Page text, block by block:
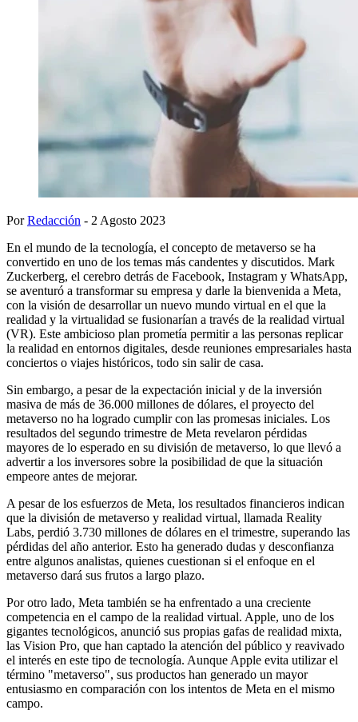
PorRedacción - 2 Agosto 2023
En el mundo de la tecnología, el concepto de metaverso se ha
convertido en uno de los temas más candentes y discutidos. Mark
Zuckerberg, el cerebro detrás de Facebook, Instagram y WhatsApp,
se aventuró a transformar su empresa y darle la bienvenida a Meta,
con la visión de desarrollar un nuevo mundo virtual en el que la
realidad y la virtualidad se fusionarían a través de la realidad virtual
(VR). Este ambicioso plan prometía permitir a las personas replicar
la realidad en entornos digitales, desde reuniones empresariales hasta
conciertos o viajes históricos, todo sin salir de casa.
Sin embargo, a pesar de la expectación inicial y de la inversión
masiva de más de 36.000 millones de dólares, el proyecto del
metaverso no ha logrado cumplir con las promesas iniciales. Los
resultados del segundo trimestre de Meta revelaron pérdidas
mayores de lo esperado en su división de metaverso, lo que llevó a
advertir a los inversores sobre la posibilidad de que la situación
empeore antes de mejorar.
A pesar de los esfuerzos de Meta, los resultados financieros indican
que la división de metaverso y realidad virtual, llamada Reality
Labs, perdió 3.730 millones de dólares en el trimestre, superando las
pérdidas del año anterior. Esto ha generado dudas y desconfianza
entre algunos analistas, quienes cuestionan si el enfoque en el
metaverso dará sus frutos a largo plazo.
Por otro lado, Meta también se ha enfrentado a una creciente
competencia en el campo de la realidad virtual. Apple, uno de los
gigantes tecnológicos, anunció sus propias gafas de realidad mixta,
las Vision Pro, que han captado la atención del público y reavivado
el interés en este tipo de tecnología. Aunque Apple evita utilizar el
término "metaverso", sus productos han generado un mayor
entusiasmo en comparación con los intentos de Meta en el mismo
campo.